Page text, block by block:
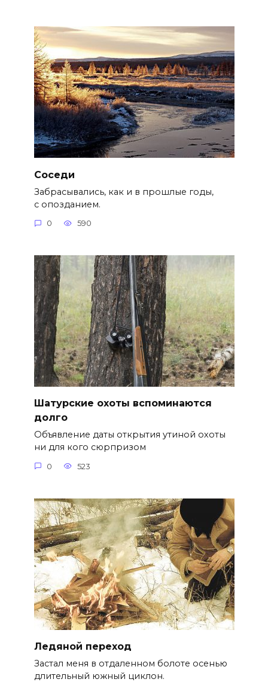
Cоседи
Забрасывались, как и в прошлые годы,
с опозданием.
0 590
Шатурские охоты вспоминаются
долго
Объявление даты открытия утиной охоты
ни для кого сюрпризом
0 523
Ледяной переход
Застал меня в отдаленном болоте осенью
длительный южный циклон.